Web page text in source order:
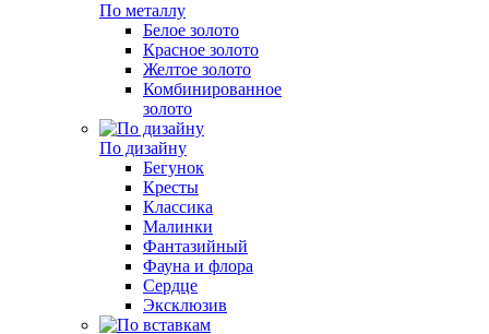
По металлу
Белое золото
Красное золото
Желтое золото
Комбинированное
золото
По дизайну
Бегунок
Кресты
Классика
Малинки
Фантазийный
Фауна и флора
Сердце
Эксклюзив